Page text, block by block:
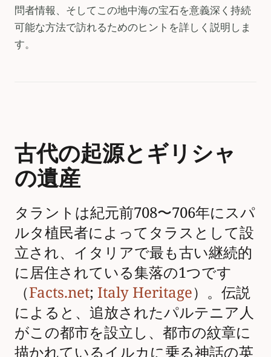
問者情報、そしてこの地中海の宝石を意義深く持続
可能な方法で訪れるためのヒントを詳しく説明しま
す。
古代の起源とギリシャ
の遺産
タラントは紀元前708〜706年にスパ
ルタ植民者によってタラスとして設
立され、イタリアで最も古い継続的
に居住されている集落の1つです
（Facts.net; Italy Heritage）。伝説
によると、追放されたパルテニア人
がこの都市を設立し、都市の紋章に
描かれているイルカに乗る神話の英